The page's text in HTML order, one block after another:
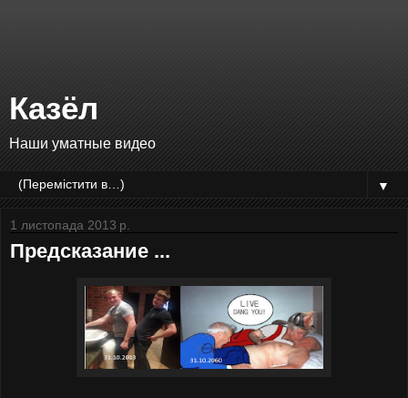
Казёл
Наши уматные видео
▼
1 листопада 2013 р.
Предсказание ...